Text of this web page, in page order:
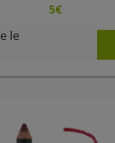
5€
le